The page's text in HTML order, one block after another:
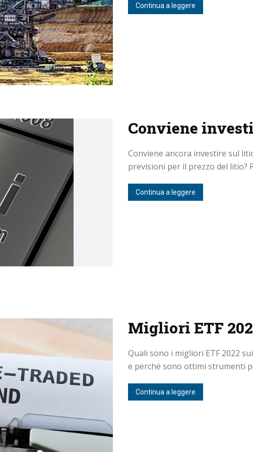
Continua a leggere
Conviene
Conviene ancora investire sul
previsioni per il prezzo del litio?
Continua a leggere
Migliori ETF
Quali sono i migliori ETF 2022
e perché sono ottimi strumenti
Continua a leggere